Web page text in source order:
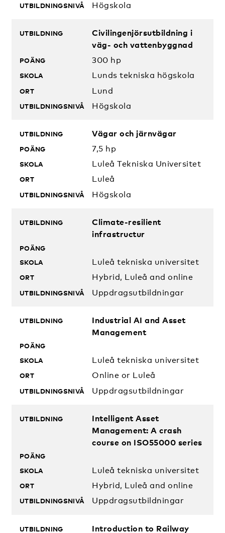
Högskola
Civilingenjörsutbildning i
väg- och vattenbyggnad
300 hp
Lunds tekniska högskola
Lund
Högskola
Vägar och järnvägar
7,5 hp
Luleå Tekniska Universitet
Luleå
Högskola
Climate-resilient
infrastructur
Luleå tekniska universitet
Hybrid, Luleå and online
Uppdragsutbildningar
Industrial AI and Asset
Management
Luleå tekniska universitet
Online or Luleå
Uppdragsutbildningar
Intelligent Asset
Management: A crash
course on ISO55000 series
Luleå tekniska universitet
Hybrid, Luleå and online
Uppdragsutbildningar
Introduction to Railway